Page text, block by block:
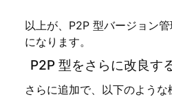
以上が、P2P 型バージョン
になります。
P2P 型をさらに改良す
さらに追加で、以下のよう